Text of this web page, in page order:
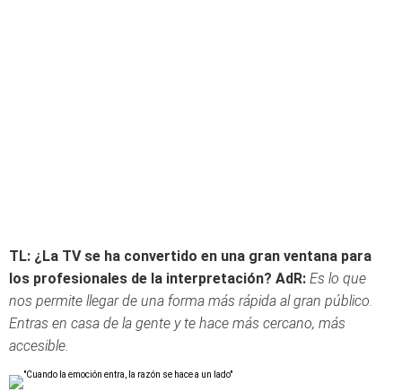
TL: ¿La TV se ha convertido en una gran ventana para
los profesionales de la interpretación? AdR: Es lo que
nos permite llegar de una forma más rápida al gran público.
Entras en casa de la gente y te hace más cercano, más
accesible.